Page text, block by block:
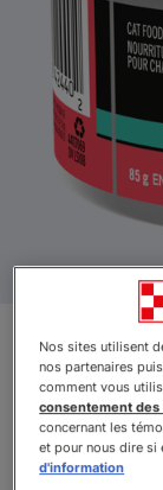
Pro
Saumon
pour
Nos sites utilisent
nos partenaires
comment vous
consentement des
concernant les
et pour nous dire si
d'information